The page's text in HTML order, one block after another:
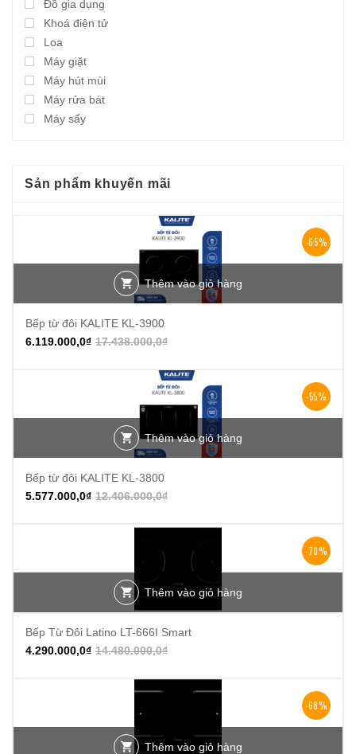
Đồ gia dụng
Khoá điện tử
Loa
Máy giặt
Máy hút mùi
Máy rửa bát
Máy sấy
Sản phẩm khuyến mãi
-65%
Thêm vào giỏ hàng
Bếp từ đôi KALITE KL-3900
17.438.000,0₫
6.119.000,0₫
-55%
Thêm vào giỏ hàng
Bếp từ đôi KALITE KL-3800
12.406.000,0₫
5.577.000,0₫
-70%
Thêm vào giỏ hàng
Bếp Từ Đôi Latino LT-666I Smart
14.480.000,0₫
4.290.000,0₫
-68%
Thêm vào giỏ hàng